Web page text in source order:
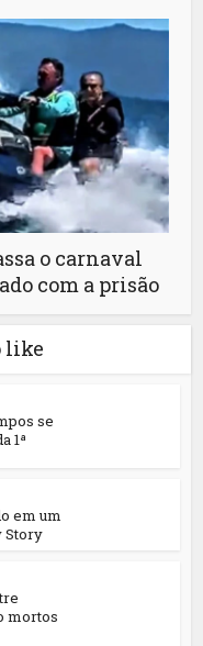
o carnaval
com a prisão
like
se
1ª
em um
Story
mortos